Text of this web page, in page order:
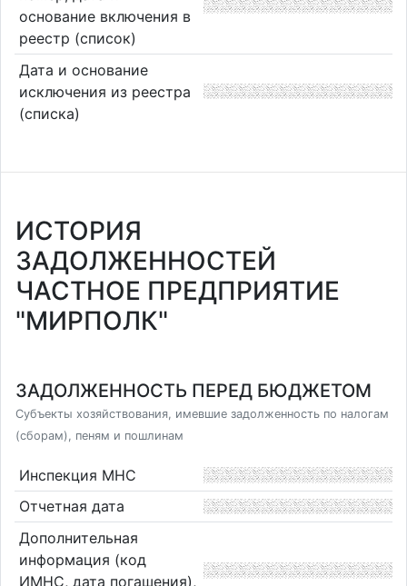
основание включения в
реестр (список)
Дата и основание
исключения из реестра
(списка)
ИСТОРИЯ
ЗАДОЛЖЕННОСТЕЙ
ЧАСТНОЕ ПРЕДПРИЯТИЕ
"МИРПОЛК"
ЗАДОЛЖЕННОСТЬ ПЕРЕД БЮДЖЕТОМ
Субъекты хозяйствования, имевшие задолженность по налогам
(сборам), пеням и пошлинам
Инспекция МНС
Отчетная дата
Дополнительная
информация (код
ИМНС, дата погашения),